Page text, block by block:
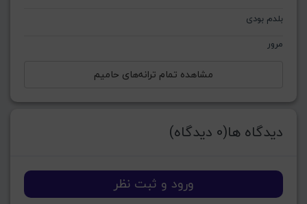
بلدم بودی
مرور
مشاهده تمام ترانه‌های حامیم
دیدگاه ها(0 دیدگاه)
ورود و ثبت نظر